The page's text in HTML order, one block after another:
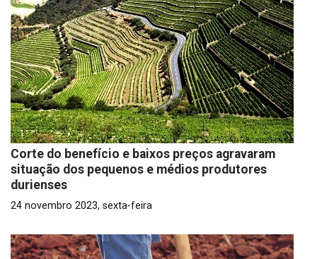
Corte do benefício e baixos preços agravaram
situação dos pequenos e médios produtores
durienses
24 novembro 2023, sexta-feira